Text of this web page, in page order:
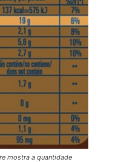
mostra a quantidade